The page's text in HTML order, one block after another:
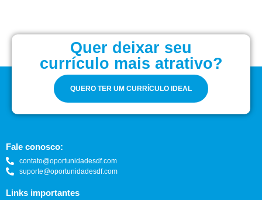
Quer deixar seu
currículo mais atrativo?
QUERO TER UM CURRÍCULO IDEAL
Fale conosco:
contato@oportunidadesdf.com
suporte@oportunidadesdf.com
Links importantes